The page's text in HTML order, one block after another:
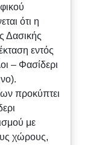
ότι η
Δασικής
εντός
– Φασίδερι
προκύπτει
με
χώρους,